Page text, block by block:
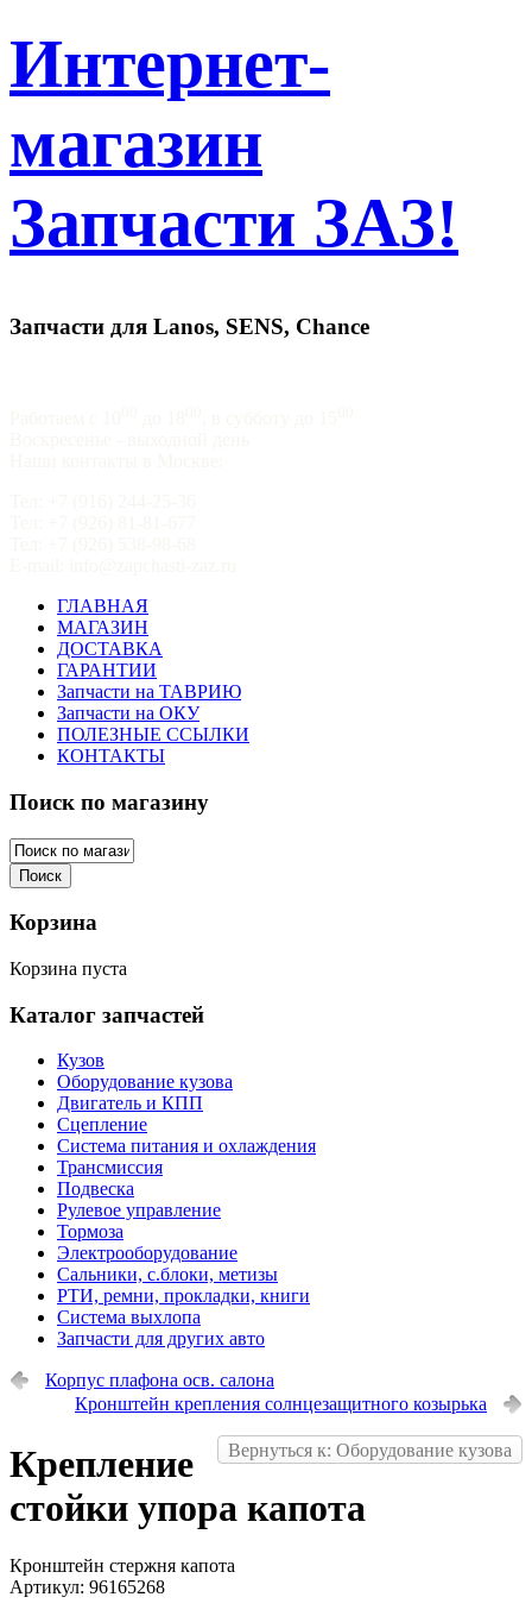
Интернет-
магазин
Запчасти ЗАЗ!
Запчасти для Lanos, SENS, Chance
ГЛАВНАЯ
МАГАЗИН
ДОСТАВКА
ГАРАНТИИ
Запчасти на ТАВРИЮ
Запчасти на ОКУ
ПОЛЕЗНЫЕ ССЫЛКИ
КОНТАКТЫ
Поиск по магазину
Корзина
Корзина пуста
Каталог запчастей
Кузов
Оборудование кузова
Двигатель и КПП
Сцепление
Система питания и охлаждения
Трансмиссия
Подвеска
Рулевое управление
Тормоза
Электрооборудование
Сальники, с.блоки, метизы
РТИ, ремни, прокладки, книги
Система выхлопа
Запчасти для других авто
Корпус плафона осв. салона
Кронштейн крепления солнцезащитного козырька
Вернуться к: Оборудование кузова
Крепление
стойки упора капота
Кронштейн стержня капота
Артикул: 96165268